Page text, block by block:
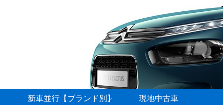
新車並行【ブランド別】 現地中古車